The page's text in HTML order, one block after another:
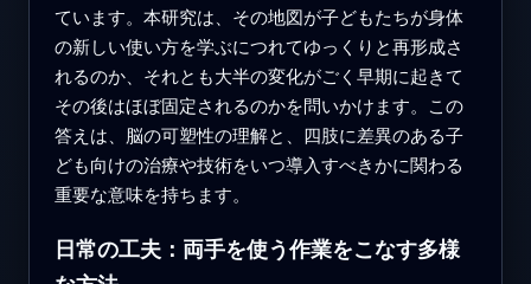
ています。本研究は、その地図が子どもたちが身体
の新しい使い方を学ぶにつれてゆっくりと再形成さ
れるのか、それとも大半の変化がごく早期に起きて
その後はほぼ固定されるのかを問いかけます。この
答えは、脳の可塑性の理解と、四肢に差異のある子
ども向けの治療や技術をいつ導入すべきかに関わる
重要な意味を持ちます。
日常の工夫：両手を使う作業をこなす多様